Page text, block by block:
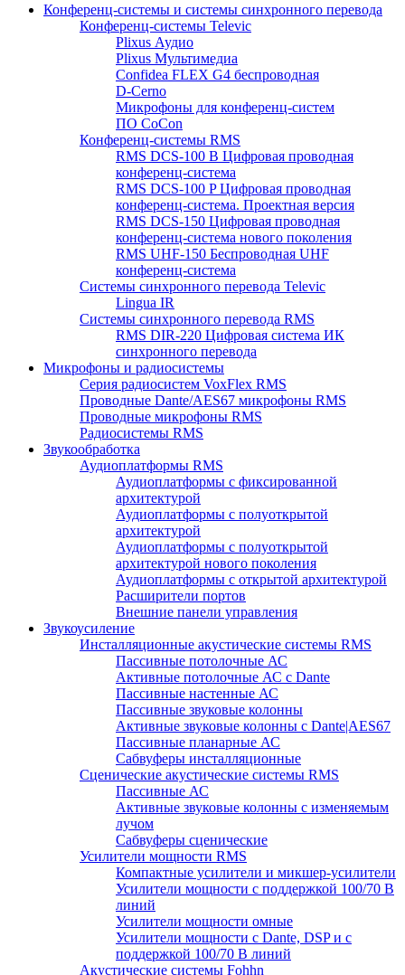
Конференц-системы и системы синхронного перевода
Конференц-системы Televic
Plixus Аудио
Plixus Мультимедиа
Confidea FLEX G4 беспроводная
D-Cerno
Микрофоны для конференц-систем
ПО CoCon
Конференц-системы RMS
RMS DCS-100 B Цифровая проводная
конференц-система
RMS DCS-100 P Цифровая проводная
конференц-система. Проектная версия
RMS DCS-150 Цифровая проводная
конференц-система нового поколения
RMS UHF-150 Беспроводная UHF
конференц-система
Системы синхронного перевода Televic
Lingua IR
Системы синхронного перевода RMS
RMS DIR-220 Цифровая система ИК
синхронного перевода
Микрофоны и радиосистемы
Серия радиосистем VoxFlex RMS
Проводные Dante/AES67 микрофоны RMS
Проводные микрофоны RMS
Радиосистемы RMS
Звукообработка
Аудиоплатформы RMS
Аудиоплатформы с фиксированной
архитектурой
Аудиоплатформы с полуоткрытой
архитектурой
Аудиоплатформы с полуоткрытой
архитектурой нового поколения
Аудиоплатформы с открытой архитектурой
Расширители портов
Внешние панели управления
Звукоусиление
Инсталляционные акустические системы RMS
Пассивные потолочные АС
Активные потолочные АС с Dante
Пассивные настенные АС
Пассивные звуковые колонны
Активные звуковые колонны с Dante|AES67
Пассивные планарные АС
Сабвуферы инсталляционные
Сценические акустические системы RMS
Пассивные АС
Активные звуковые колонны с изменяемым
лучом
Сабвуферы сценические
Усилители мощности RMS
Компактные усилители и микшер-усилители
Усилители мощности с поддержкой 100/70 В
линий
Усилители мощности омные
Усилители мощности с Dante, DSP и с
поддержкой 100/70 В линий
Акустические системы Fohhn